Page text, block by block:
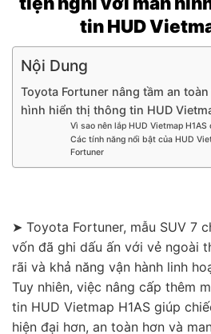
tin HUD
Nội Dung
Toyota Fortuner nâng tầm an
hình hiển thị thông tin HUD
Vì sao nên lắp HUD Vietmap H1AS
Các tính năng nổi bật của HUD
Fortuner
➤ Toyota Fortuner, mẫu SUV 7
vốn đã ghi dấu ấn với vẻ ngoài
rãi và khả năng vận hành linh
Tuy nhiên, việc nâng cấp thêm
tin HUD Vietmap H1AS giúp
hiện đại hơn, an toàn hơn và